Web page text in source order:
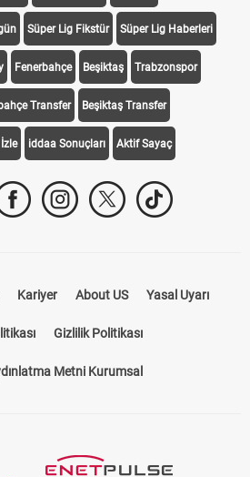
Süper Lig Fikstür Süper Lig Haberleri
Fenerbahçe Beşiktaş Trabzonspor
Transfer Beşiktaş Transfer
iddaa Sonuçları Aktif Sayaç
Kariyer About US Yasal Uyarı
Gizlilik Politikası
Metni Kurumsal